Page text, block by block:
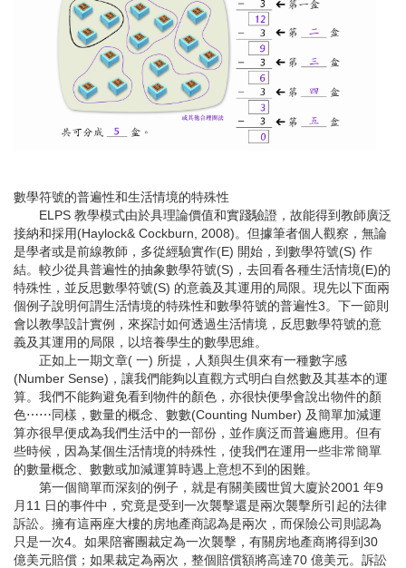
數學符號的普遍性和生活情境的特殊性
ELPS 教學模式由於具理論價值和實踐驗證，故能得到教師廣泛
接納和採用(Haylock& Cockburn, 2008)。但據筆者個人觀察，無論
是學者或是前線教師，多從經驗實作(E) 開始，到數學符號(S) 作
結。較少從具普遍性的抽象數學符號(S)，去回看各種生活情境(E)的
特殊性，並反思數學符號(S) 的意義及其運用的局限。現先以下面兩
個例子說明何謂生活情境的特殊性和數學符號的普遍性3。下一節則
會以教學設計實例，來探討如何透過生活情境，反思數學符號的意
義及其運用的局限，以培養學生的數學思維。
正如上一期文章( 一) 所提，人類與生俱來有一種數字感
(Number Sense)，讓我們能夠以直觀方式明白自然數及其基本的運
算。我們不能夠避免看到物件的顏色，亦很快便學會說出物件的顏
色⋯⋯同樣，數量的概念、數數(Counting Number) 及簡單加減運
算亦很早便成為我們生活中的一部份，並作廣泛而普遍應用。但有
些時候，因為某個生活情境的特殊性，使我們在運用一些非常簡單
的數量概念、數數或加減運算時遇上意想不到的困難。
第一個簡單而深刻的例子，就是有關美國世貿大廈於2001 年9
月11 日的事件中，究竟是受到一次襲擊還是兩次襲擊所引起的法律
訴訟。擁有這兩座大樓的房地產商認為是兩次，而保險公司則認為
只是一次4。如果陪審團裁定為一次襲擊，有關房地產商將得到30
億美元賠償；如果裁定為兩次，整個賠償額將高達70 億美元。訴訟